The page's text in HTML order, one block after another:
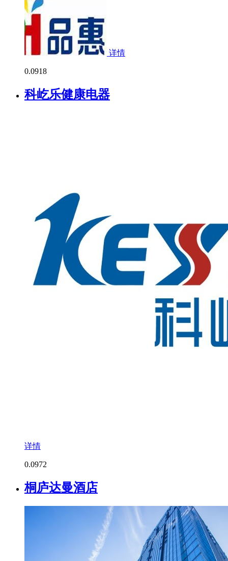
详情
0.0918
科屹乐健康电器
详情
0.0972
桐庐达曼酒店